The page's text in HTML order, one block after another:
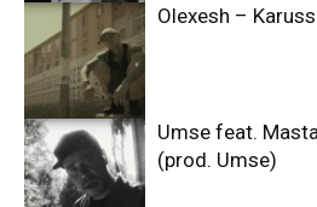
Olexesh –
Umse feat.
(prod. Umse)